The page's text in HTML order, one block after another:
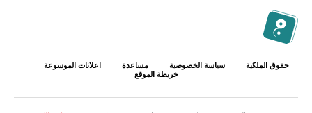
حقوق الملكية سياسة الخصوصية مساعدة
اعلانات الموسوعة
خريطة الموقع